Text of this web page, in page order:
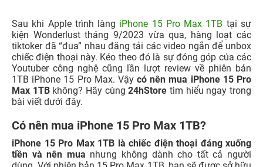
Sau khi Apple trình làng iPhone 15 Pro Max 1TB tại sự
kiện Wonderlust tháng 9/2023 vừa qua, hàng loạt các
tiktoker đã “đua” nhau đăng tải các video ngắn để unbox
chiếc điện thoại này. Kéo theo đó là sự đóng góp của các
Youtuber công nghệ cũng lần lượt review về phiên bản
1TB iPhone 15 Pro Max. Vậycó nên mua iPhone 15 Pro
Max 1TBkhông? Hãy cùng24hStore tìm hiểu ngay trong
bài viết dưới đây.
Có nên mua iPhone 15 Pro Max 1TB?
iPhone 15 Pro Max 1TB là chiếc điện thoại đáng xuống
tiền và nên mua nhưng không dành cho tất cả người